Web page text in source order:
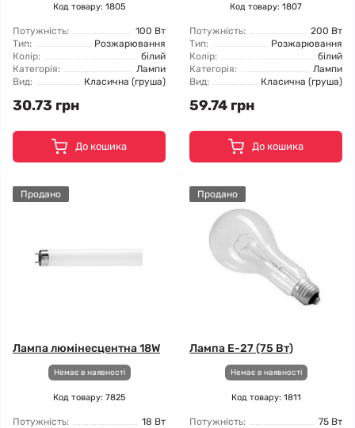
Код товару: 1805
Потужність:
100 Вт
Тип:
Розжарювання
Колір:
білий
Категорія:
Лампи
Вид:
Класична (груша)
30.73 грн
До кошика
Код товару: 1807
Потужність:
200 Вт
Тип:
Розжарювання
Колір:
білий
Категорія:
Лампи
Вид:
Класична (груша)
59.74 грн
До кошика
Продано
Лампа люмінесцентна 18W
Немає в наявності
Код товару: 7825
Потужність:
18 Вт
Продано
Лампа Е-27 (75 Вт)
Немає в наявності
Код товару: 1811
Потужність:
75 Вт